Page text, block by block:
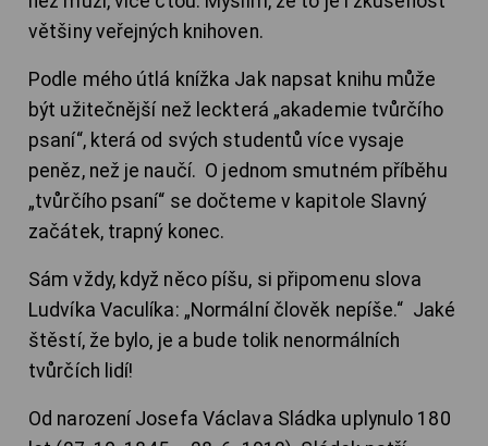
většiny veřejných knihoven.
Podle mého útlá knížka Jak napsat knihu může
být užitečnější než leckterá „akademie tvůrčího
psaní“, která od svých studentů více vysaje
peněz, než je naučí. O jednom smutném příběhu
„tvůrčího psaní“ se dočteme v kapitole Slavný
začátek, trapný konec.
Sám vždy, když něco píšu, si připomenu slova
Ludvíka Vaculíka: „Normální člověk nepíše.“ Jaké
štěstí, že bylo, je a bude tolik nenormálních
tvůrčích lidí!
Od narození Josefa Václava Sládka uplynulo 180